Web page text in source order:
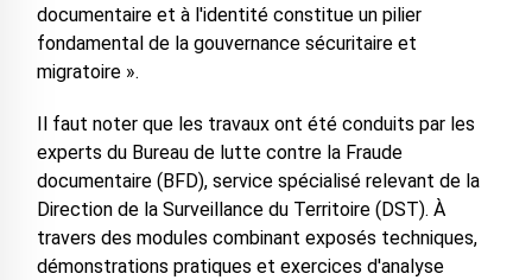
documentaire et à l'identité constitue un pilier
fondamental de la gouvernance sécuritaire et
migratoire ».
Il faut noter que les travaux ont été conduits par les
experts du Bureau de lutte contre la Fraude
documentaire (BFD), service spécialisé relevant de la
Direction de la Surveillance du Territoire (DST). À
travers des modules combinant exposés techniques,
démonstrations pratiques et exercices d'analyse